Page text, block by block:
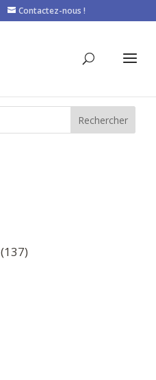
Contactez-nous !
Rechercher
137137